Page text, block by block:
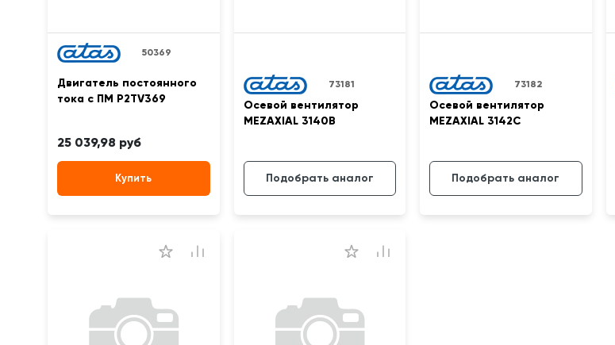
50369
Двигатель постоянного
тока с ПМ P2TV369
25 039,98 руб
Купить
73181
Осевой вентилятор
MEZAXIAL 3140B
Подобрать аналог
73182
Осевой вентилятор
MEZAXIAL 3142C
Подобрать аналог